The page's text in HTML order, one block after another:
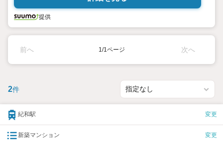
提供
前へ 1/1ページ 次へ
2件
紀和駅 変更
新築マンション 変更